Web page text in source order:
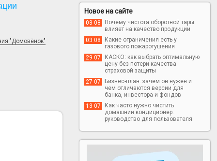
"Домовёнок"
Новое на сайте
03 08
Почему чистота оборотной тары
влияет на качество продукции
03 08
Какие ограничения есть у
газового пожаротушения
29 07
КАСКО: как выбрать оптимальную
цену без потери качества
страховой защиты
27 07
Бизнес-план: зачем он нужен и
чем отличаются версии для
банка, инвестора и фондов
13 07
Как часто нужно чистить
домашний кондиционер:
руководство для пользователя